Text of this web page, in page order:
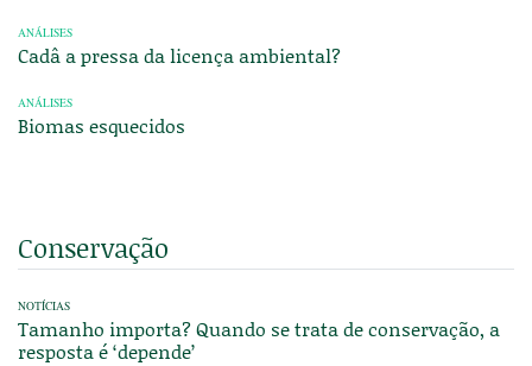
ANÁLISES
Cadâ a pressa da licença ambiental?
ANÁLISES
Biomas esquecidos
Conservação
NOTÍCIAS
Tamanho importa? Quando se trata de conservação, a
resposta é ‘depende’